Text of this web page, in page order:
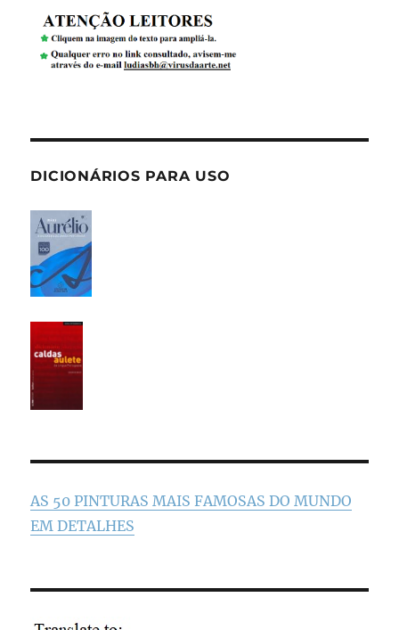
DICIONÁRIOS PARA USO
AS 50 PINTURAS MAIS FAMOSAS DO MUNDO
EM DETALHES